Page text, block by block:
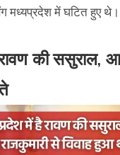
मध्यप्रदेश में घटित हुए थे।
की ससुराल,